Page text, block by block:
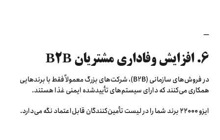
—
۶. افزایش وفاداری مشتریان B2B
در فروش‌های سازمانی (B2B)، شرکت‌های بزرگ معمولاً فقط با برندهایی
همکاری می‌کنند که دارای سیستم‌های تأییدشده ایمنی غذا هستند.
ایزو ۲۲۰۰۰ برند شما را در لیست تأمین‌کنندگان قابل‌اعتماد نگه می‌دارد.